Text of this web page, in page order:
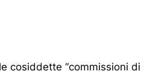
cosiddette “commissioni di